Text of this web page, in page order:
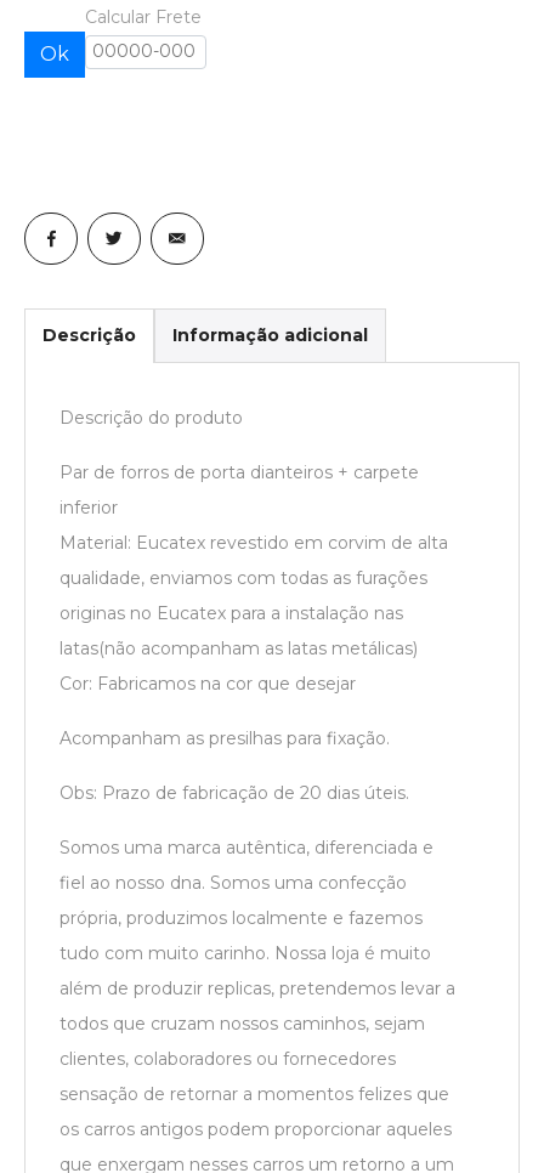
Calcular Frete
Ok
Descrição Informação adicional
Descrição do produto
Par de forros de porta dianteiros + carpete
inferior
Material: Eucatex revestido em corvim de alta
qualidade, enviamos com todas as furações
originas no Eucatex para a instalação nas
latas(não acompanham as latas metálicas)
Cor: Fabricamos na cor que desejar
Acompanham as presilhas para fixação.
Obs: Prazo de fabricação de 20 dias úteis.
Somos uma marca autêntica, diferenciada e
fiel ao nosso dna. Somos uma confecção
própria, produzimos localmente e fazemos
tudo com muito carinho. Nossa loja é muito
além de produzir replicas, pretendemos levar a
todos que cruzam nossos caminhos, sejam
clientes, colaboradores ou fornecedores
sensação de retornar a momentos felizes que
os carros antigos podem proporcionar aqueles
que enxergam nesses carros um retorno a um